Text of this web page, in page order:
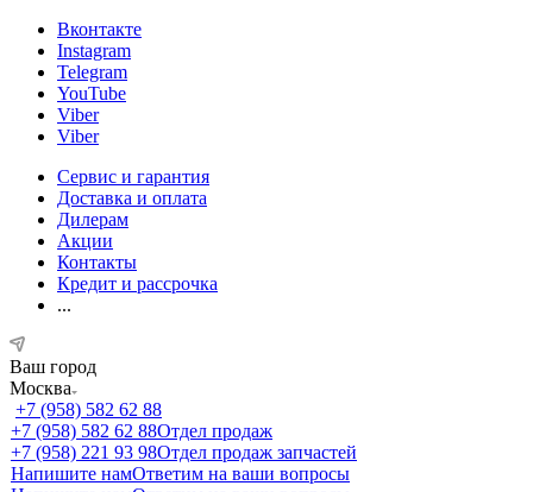
Вконтакте
Instagram
Telegram
YouTube
Viber
Viber
Сервис и гарантия
Доставка и оплата
Дилерам
Акции
Контакты
Кредит и рассрочка
...
Ваш город
Москва
+7 (958) 582 62 88
+7 (958) 582 62 88Отдел продаж
+7 (958) 221 93 98Отдел продаж запчастей
Напишите намОтветим на ваши вопросы